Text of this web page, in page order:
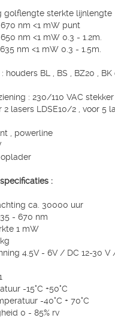
golflengte sterkte lijnlengte
nm <1 mW punt
nm <1 mW 0.3 - 1.2m.
nm <1 mW 0.3 - 1.5m.
houders BL , BS , BZ20 , BK
: 230/110 VAC stekker ,
2 lasers LDSE10/2 , voor 5
, powerline
:
ca. 30000 uur
- 670 nm
1 mW
4.5V - 6V / DC 12-30 V
-15°C +50°C
-40°C + 70°C
0 - 85% rv